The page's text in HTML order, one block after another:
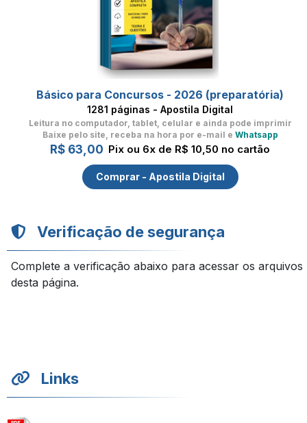
Básico para Concursos - 2026 (preparatória)
1281 páginas - Apostila Digital
Leitura no computador, tablet, celular e ainda pode imprimir
Baixe pelo site, receba na hora por e-mail e Whatsapp
R$ 63,00 Pix ou 6x de R$ 10,50 no cartão
Comprar - Apostila Digital
Verificação de segurança
Complete a verificação abaixo para acessar os arquivos
desta página.
Links